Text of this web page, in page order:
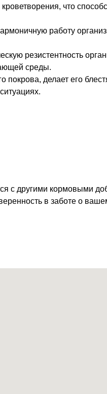
что
работу
резистентность
среды.
покрова, делает его
с другими кормовыми
в заботе о